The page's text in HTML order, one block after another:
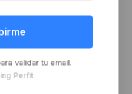
Cerradura ACYTRA
angosto 9100 s/cilind
precio
validar tu email.
Perfit